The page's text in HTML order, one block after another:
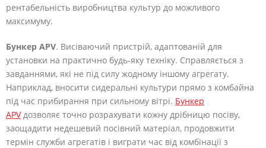
рентабельність виробництва культур до можливого
максимуму.
Бункер APV. Висіваючий пристрій, адаптованій для
установки на практично будь-яку техніку. Справляється з
завданнями, які не під силу жодному іншому агрегату.
Наприклад, вносити сидеральні культури прямо з комбайна
під час прибирання при сильному вітрі. Бункер
APVдозволяє точно розрахувати кожну дрібницю посіву,
заощадити недешевий посівний матеріал, продовжити
термін служби агрегатів і виграти час від комбінації з